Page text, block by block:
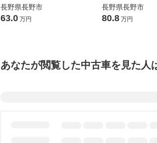
長野県長野市
63.0 万円
長野県長野市
80.8 万円
あなたが閲覧した中古車を見た人